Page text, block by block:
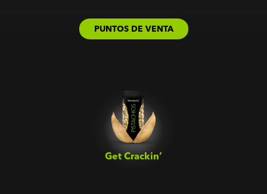
PUNTOS DE VENTA
Get Crackin’‎